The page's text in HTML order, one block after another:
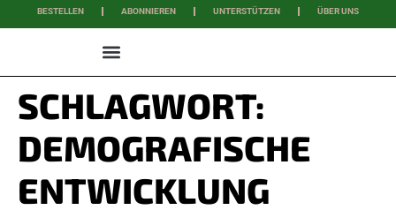
BESTELLEN ABONNIEREN UNTERSTÜTZEN ÜBER UNS
SCHLAGWORT:
DEMOGRAFISCHE
ENTWICKLUNG